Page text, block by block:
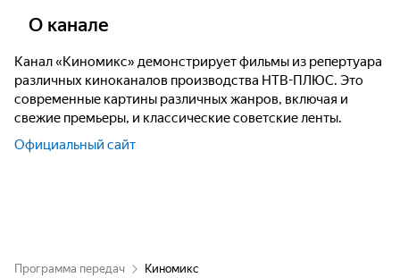
О канале
Канал «Киномикс» демонстрирует фильмы из репертуара
различных киноканалов производства НТВ-ПЛЮС. Это
современные картины различных жанров, включая и
свежие премьеры, и классические советские ленты.
Официальный сайт
Программа передач Киномикс